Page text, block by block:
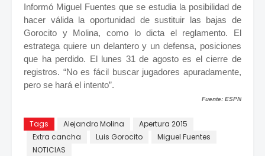
Informó Miguel Fuentes que se estudia la posibilidad de
hacer válida la oportunidad de sustituir las bajas de
Gorocito y Molina, como lo dicta el reglamento. El
estratega quiere un delantero y un defensa, posiciones
que ha perdido. El lunes 31 de agosto es el cierre de
registros. “No es fácil buscar jugadores apuradamente,
pero se hará el intento”.
Fuente: ESPN
Tags Alejandro Molina
Apertura 2015
Extra cancha
Luis Gorocito
Miguel Fuentes
NOTICIAS